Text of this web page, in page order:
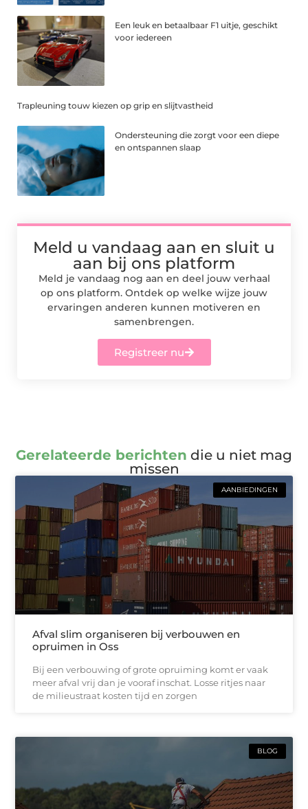
Een leuk en betaalbaar F1 uitje, geschikt
voor iedereen
Trapleuning touw kiezen op grip en slijtvastheid
Ondersteuning die zorgt voor een diepe
en ontspannen slaap
Meld u vandaag aan en sluit u
aan bij ons platform
Meld je vandaag nog aan en deel jouw verhaal
op ons platform. Ontdek op welke wijze jouw
ervaringen anderen kunnen motiveren en
samenbrengen.
Registreer nu
Gerelateerde berichten die u niet mag
missen
AANBIEDINGEN
Afval slim organiseren bij verbouwen en
opruimen in Oss
Bij een verbouwing of grote opruiming komt er vaak
meer afval vrij dan je vooraf inschat. Losse ritjes naar
de milieustraat kosten tijd en zorgen
BLOG